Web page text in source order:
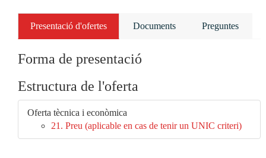
Presentació d'ofertes Documents Preguntes
Forma de presentació
Estructura de l'oferta
Oferta tècnica i econòmica
21. Preu (aplicable en cas de tenir un UNIC criteri)